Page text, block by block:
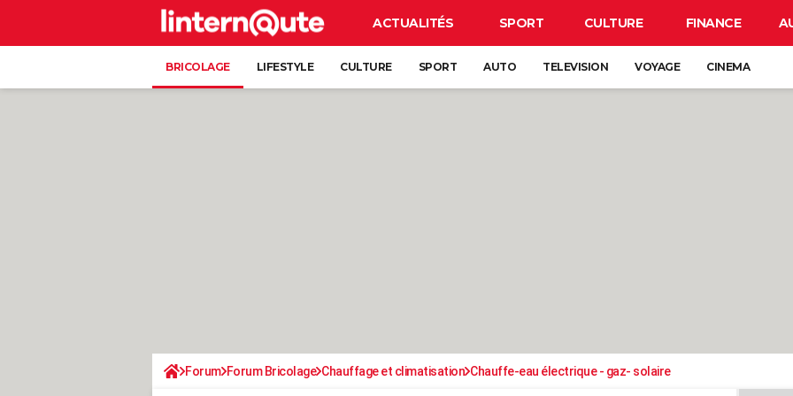
ACTUALITÉS SPORT CULTURE FINANCE
BRICOLAGE LIFESTYLE CULTURE SPORT AUTO TELEVISION VOYAGE CINEMA
Forum Forum Bricolage Chauffage et climatisation Chauffe-eau électrique - gaz- solaire